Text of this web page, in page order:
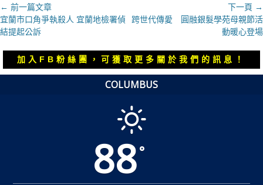
文
章
導
覽
← 前一篇文章
上
一
章：
宜蘭市口角爭執殺人 宜蘭地檢署偵
結提起公訴
下一頁 →
下
文
章：
跨世代傳愛 圓融銀髮學苑母親節活
動暖心登場
加入FB粉絲團，可獲取更多關於我們的訊息！
COLUMBUS
88°